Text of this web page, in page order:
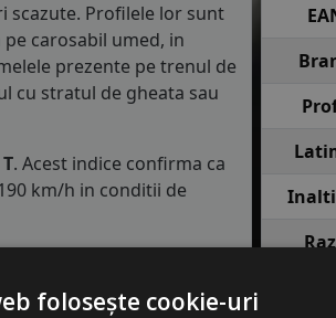
scazute. Profilele lor sunt
carosabil umed, in
prezente pe trenul de
cu stratul de gheata sau
T. Acest indice confirma ca
km/h in conditii de
fiecare roata in conditii
folosește cookie-uri